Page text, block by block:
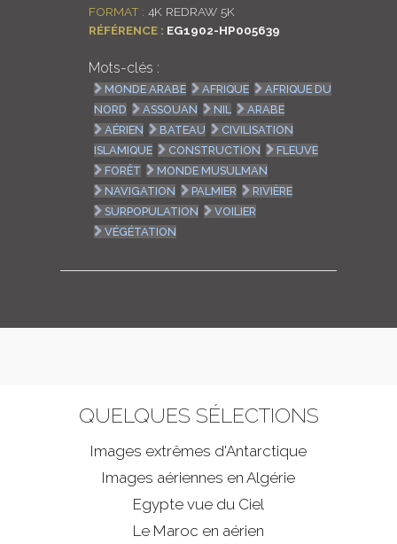
FORMAT : 4K REDRAW 5K
RÉFÉRENCE : EG1902-HP005639
Mots-clés :
MONDE ARABE AFRIQUE
AFRIQUE DU
NORD
ASSOUAN NIL
ARABE
AÉRIEN
BATEAU
CIVILISATION
ISLAMIQUE
CONSTRUCTION
FLEUVE
FORÊT
MONDE MUSULMAN
NAVIGATION
PALMIER
RIVIÈRE
SURPOPULATION
VOILIER
VÉGÉTATION
QUELQUES SÉLECTIONS
Images extrêmes d'Antarctique
Images aériennes en Algérie
Egypte vue du Ciel
Le Maroc en aérien